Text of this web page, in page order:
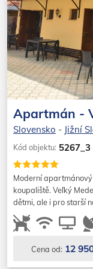
Apartmán -
Slovensko - Jižní
Kód objektu: 5267_3
Moderní
koupaliště. Veľký
dětmi, ale i pro starší
Cena od: 12